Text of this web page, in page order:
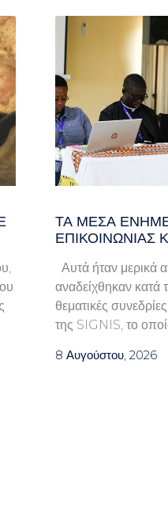
ΤΑ ΜΈΣΑ
ΕΠΙΚΟΙΝΩΝΊΑΣ
Αυτά ήταν μερικά
αναδείχθηκαν κατά
θεματικές
της SIGNIS, το
8 Αυγούστου, 2026